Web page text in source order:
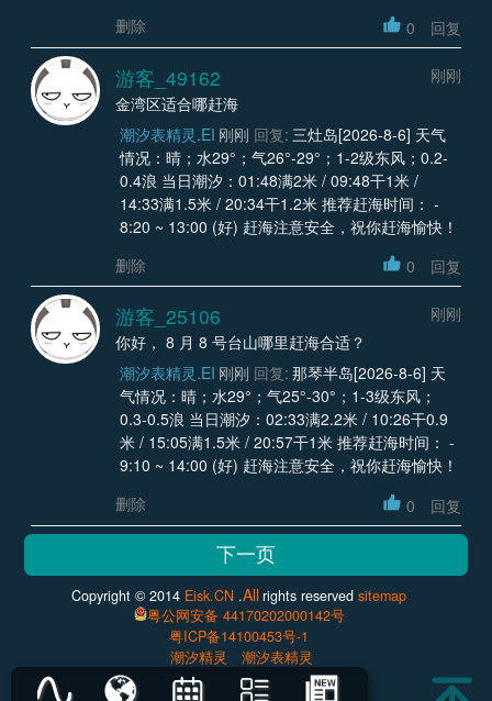
删除
0 回复
游客_49162
刚刚
金湾区适合哪赶海
潮汐表精灵.EI 刚刚 回复: 三灶岛[2026-8-6] 天气
情况：晴；水29°；气26°-29°；1-2级东风；0.2-
0.4浪 当日潮汐：01:48满2米 / 09:48干1米 /
14:33满1.5米 / 20:34干1.2米 推荐赶海时间： -
8:20 ~ 13:00 (好) 赶海注意安全，祝你赶海愉快！
删除
0 回复
游客_25106
刚刚
你好， 8 月 8 号台山哪里赶海合适？
潮汐表精灵.EI 刚刚 回复: 那琴半岛[2026-8-6] 天
气情况：晴；水29°；气25°-30°；1-3级东风；
0.3-0.5浪 当日潮汐：02:33满2.2米 / 10:26干0.9
米 / 15:05满1.5米 / 20:57干1米 推荐赶海时间： -
9:10 ~ 14:00 (好) 赶海注意安全，祝你赶海愉快！
删除
0 回复
Copyright © 2014 Eisk.CN .Allrights reservedsitemap
粤公网安备 44170202000142号
粤ICP备14100453号-1
潮汐精灵
潮汐表精灵